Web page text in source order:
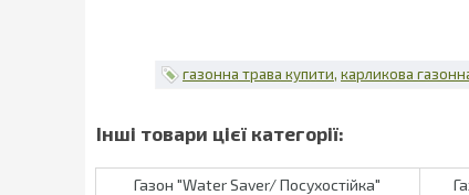
газонна трава купити карликова
Газон "Water Saver/ Посухостійка"